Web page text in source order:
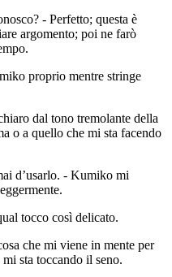
- Perfetto; questa è
argomento; poi ne farò
proprio mentre stringe
dal tono tremolante della
o a quello che mi sta facendo
d’usarlo. - Kumiko mi
tocco così delicato.
che mi viene in mente per
sta toccando il seno.